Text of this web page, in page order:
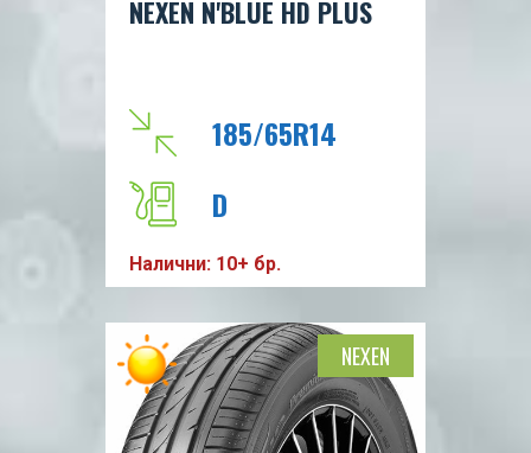
NEXEN N'BLUE HD PLUS
185/65R14
D
B
68db
T
Налични: 10+ бр.
NEXEN